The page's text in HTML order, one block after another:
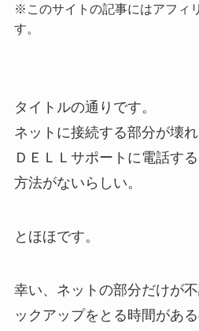
※このサイトの記事にはアフィ
す。
タイトルの通りです。
ネットに接続する部分が壊れ
ＤＥＬＬサポートに電話す
方法がないらしい。
とほほです。
幸い、ネットの部分だけが
ックアップをとる時間がある